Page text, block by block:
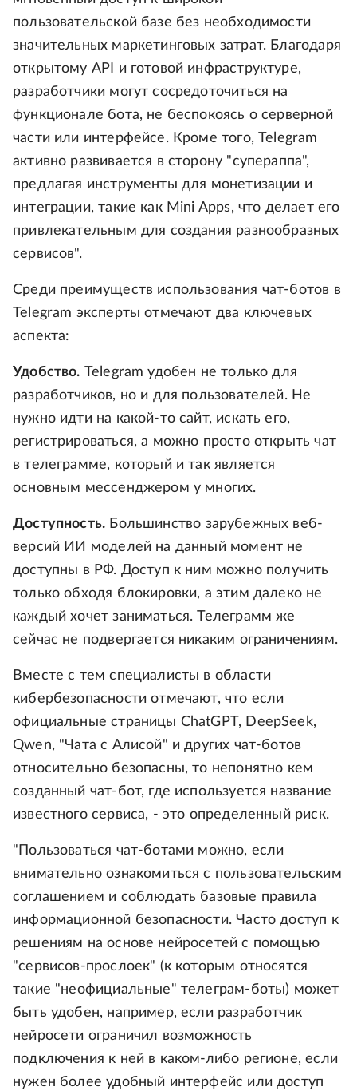
пользовательской базе без необходимости
значительных маркетинговых затрат. Благодаря
открытому API и готовой инфраструктуре,
разработчики могут сосредоточиться на
функционале бота, не беспокоясь о серверной
части или интерфейсе. Кроме того, Telegram
активно развивается в сторону "супераппа",
предлагая инструменты для монетизации и
интеграции, такие как Mini Apps, что делает его
привлекательным для создания разнообразных
сервисов".
Среди преимуществ использования чат-ботов в
Telegram эксперты отмечают два ключевых
аспекта:
Удобство. Telegram удобен не только для
разработчиков, но и для пользователей. Не
нужно идти на какой-то сайт, искать его,
регистрироваться, а можно просто открыть чат
в телеграмме, который и так является
основным мессенджером у многих.
Доступность. Большинство зарубежных веб-
версий ИИ моделей на данный момент не
доступны в РФ. Доступ к ним можно получить
только обходя блокировки, а этим далеко не
каждый хочет заниматься. Телеграмм же
сейчас не подвергается никаким ограничениям.
Вместе с тем специалисты в области
кибербезопасности отмечают, что если
официальные страницы ChatGPT, DeepSeek,
Qwen, "Чата с Алисой" и других чат-ботов
относительно безопасны, то непонятно кем
созданный чат-бот, где используется название
известного сервиса, - это определенный риск.
"Пользоваться чат-ботами можно, если
внимательно ознакомиться с пользовательским
соглашением и соблюдать базовые правила
информационной безопасности. Часто доступ к
решениям на основе нейросетей с помощью
"сервисов-прослоек" (к которым относятся
такие "неофициальные" телеграм-боты) может
быть удобен, например, если разработчик
нейросети ограничил возможность
подключения к ней в каком-либо регионе, если
нужен более удобный интерфейс или доступ